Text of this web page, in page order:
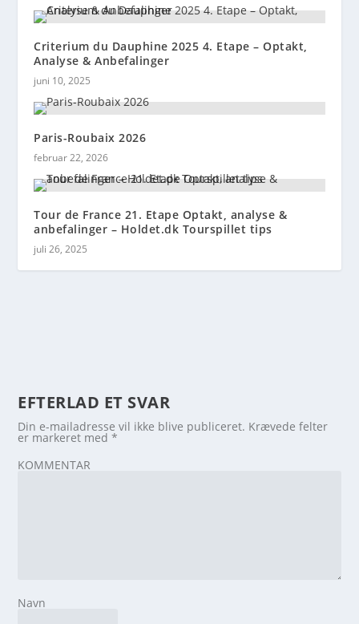
Criterium du Dauphine 2025 4. Etape – Optakt,
Analyse & Anbefalinger
juni 10, 2025
Paris-Roubaix 2026
februar 22, 2026
Tour de France 21. Etape Optakt, analyse &
anbefalinger – Holdet.dk Tourspillet tips
juli 26, 2025
EFTERLAD ET SVAR
Din e-mailadresse vil ikke blive publiceret. Krævede felter
er markeret med*
KOMMENTAR
Navn